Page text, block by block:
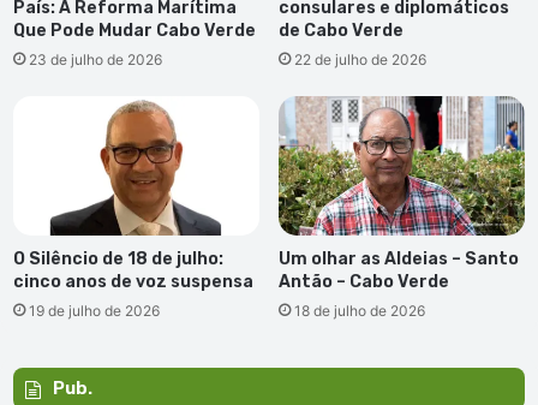
País: A Reforma Marítima
Que Pode Mudar Cabo Verde
23 de julho de 2026
consulares e diplomáticos
de Cabo Verde
22 de julho de 2026
O Silêncio de 18 de julho:
cinco anos de voz suspensa
19 de julho de 2026
Um olhar as Aldeias – Santo
Antão – Cabo Verde
18 de julho de 2026
Pub.